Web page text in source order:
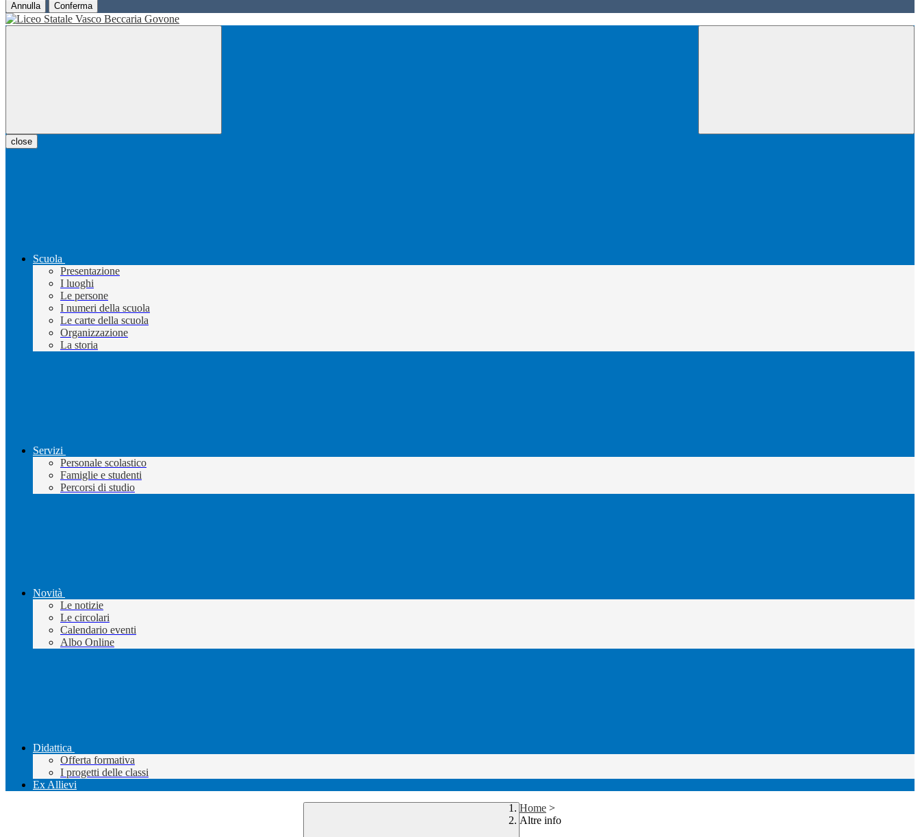
Annulla Conferma
close
Scuola
Presentazione
I luoghi
Le persone
I numeri della scuola
Le carte della scuola
Organizzazione
La storia
Servizi
Personale scolastico
Famiglie e studenti
Percorsi di studio
Novità
Le notizie
Le circolari
Calendario eventi
Albo Online
Didattica
Offerta formativa
I progetti delle classi
Ex Allievi
Home >
Altre info